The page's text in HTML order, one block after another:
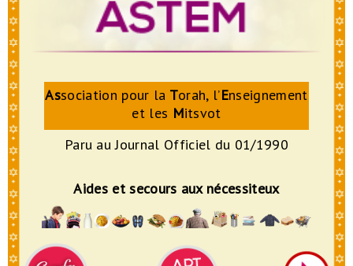
Association pour la Torah, l’Enseignement
et les Mitsvot
Paru au Journal Officiel du 01/1990
Aides et secours aux nécessiteux